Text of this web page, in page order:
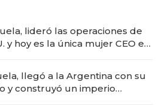
lideró las operaciones de
y hoy es la única mujer CEO en
llegó a la Argentina con su
y construyó un imperio